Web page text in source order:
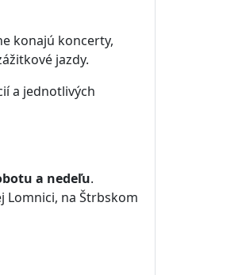
konajú koncerty,
jazdy.
a jednotlivých
a nedeľu.
Lomnici, na Štrbskom